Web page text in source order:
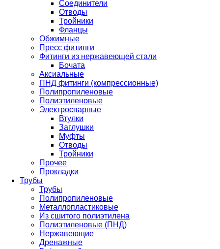
Соединители
Отводы
Тройники
Фланцы
Обжимные
Пресс фитинги
Фитинги из нержавеющей стали
Бочата
Аксиальные
ПНД фитинги (компрессионные)
Полипропиленовые
Полиэтиленовые
Электросварные
Втулки
Заглушки
Муфты
Отводы
Тройники
Прочее
Прокладки
Трубы
Трубы
Полипропиленовые
Металлопластиковые
Из сшитого полиэтилена
Полиэтиленовые (ПНД)
Нержавеющие
Дренажные